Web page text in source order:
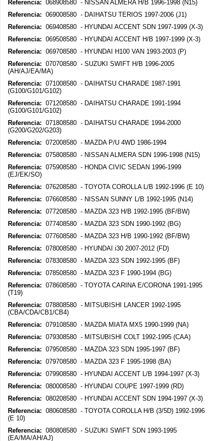
Referencia: 068908580 - NISSAN ALMERA H/B 1996-1998 (N15)
Referencia: 069008580 - DAIHATSU TERIOS 1997-2006 (J1)
Referencia: 069408580 - HYUNDAI ACCENT SDN 1997-1999 (X-3)
Referencia: 069508580 - HYUNDAI ACCENT H/B 1997-1999 (X-3)
Referencia: 069708580 - HYUNDAI H100 VAN 1993-2003 (P)
Referencia: 070708580 - SUZUKI SWIFT H/B 1996-2005
(AH/AJ/EA/MA)
Referencia: 071008580 - DAIHATSU CHARADE 1987-1991
(G100/G101/G102)
Referencia: 071208580 - DAIHATSU CHARADE 1991-1994
(G100/G101/G102)
Referencia: 071808580 - DAIHATSU CHARADE 1994-2000
(G200/G202/G203)
Referencia: 072008580 - MAZDA P/U 4WD 1986-1994
Referencia: 075808580 - NISSAN ALMERA SDN 1996-1998 (N15)
Referencia: 075908580 - HONDA CIVIC SEDAN 1996-1999
(EJ/EK/SO)
Referencia: 076208580 - TOYOTA COROLLA L/B 1992-1996 (E 10)
Referencia: 076608580 - NISSAN SUNNY L/B 1992-1995 (N14)
Referencia: 077208580 - MAZDA 323 H/B 1992-1995 (BF/BW)
Referencia: 077408580 - MAZDA 323 SDN 1990-1992 (BG)
Referencia: 077608580 - MAZDA 323 H/B 1990-1992 (BF/BW)
Referencia: 078008580 - HYUNDAI i30 2007-2012 (FD)
Referencia: 078308580 - MAZDA 323 SDN 1992-1995 (BF)
Referencia: 078508580 - MAZDA 323 F 1990-1994 (BG)
Referencia: 078608580 - TOYOTA CARINA E/CORONA 1991-1995
(T19)
Referencia: 078808580 - MITSUBISHI LANCER 1992-1995
(CBA/CDA/CB1/CB4)
Referencia: 079108580 - MAZDA MIATA MX5 1990-1999 (NA)
Referencia: 079308580 - MITSUBISHI COLT 1992-1995 (CAA)
Referencia: 079508580 - MAZDA 323 SDN 1995-1997 (BF)
Referencia: 079708580 - MAZDA 323 F 1995-1998 (BA)
Referencia: 079908580 - HYUNDAI ACCENT L/B 1994-1997 (X-3)
Referencia: 080008580 - HYUNDAI COUPE 1997-1999 (RD)
Referencia: 080208580 - HYUNDAI ACCENT SDN 1994-1997 (X-3)
Referencia: 080608580 - TOYOTA COROLLA H/B (3/5D) 1992-1996
(E 10)
Referencia: 080808580 - SUZUKI SWIFT SDN 1993-1995
(EA/MA/AH/AJ)